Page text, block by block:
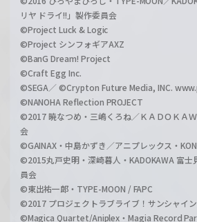
リヤ ドライ!!」製作委員会
©Project Luck & Logic
©Project シンフォギアAXZ
©BanG Dream! Project
©Craft Egg Inc.
©SEGA／ ©Crypton Future Media, INC.
©NANOHA Reflection PROJECT
©2017 暁なつめ・三嶋くろね／ＫＡＤＯＫＡ
会
©GAINAX・中島かずき／アニプレックス・
©2015丸戸史明・深崎暮人・KADOKAWA 富士
員会
©東出祐一郎・TYPE-MOON / FAPC
©2017 プロジェクトラブライブ！サンシャイ
©Magica Quartet/Aniplex・Magia Record